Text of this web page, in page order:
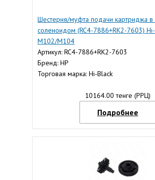
Шестерня/муфта подачи картриджа в
соленоидом (RC4-7886+RK2-7603) Hi-
M102/M104
Артикул: RC4-7886+RK2-7603
Бренд: HP
Торговая марка: Hi-Black
10164.00 тенге (РРЦ)
Подробнее